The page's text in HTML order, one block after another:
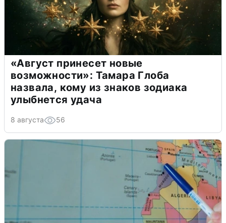
«Август принесет новые
возможности»: Тамара Глоба
назвала, кому из знаков зодиака
улыбнется удача
8 августа 56